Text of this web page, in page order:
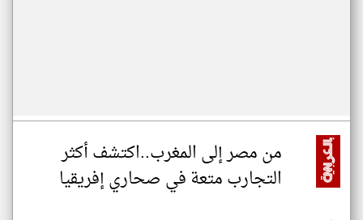
من مصر إلى المغرب..اكتشف أكثر
التجارب متعة في صحاري إفريقيا